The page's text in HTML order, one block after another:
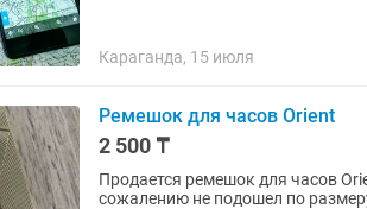
Караганда, 15 июля
Ремешок для часов Orient
2 500 ₸
Продается ремешок для часов
сожалению не подошел по